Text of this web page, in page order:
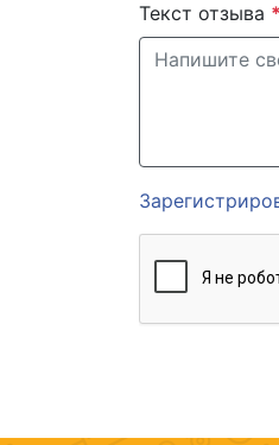
Текст отзыва *